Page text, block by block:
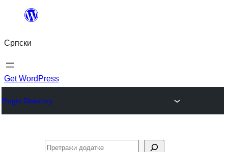
Скочи
садржај
Српски
Get WordPress
Plugin Directory
Претрага